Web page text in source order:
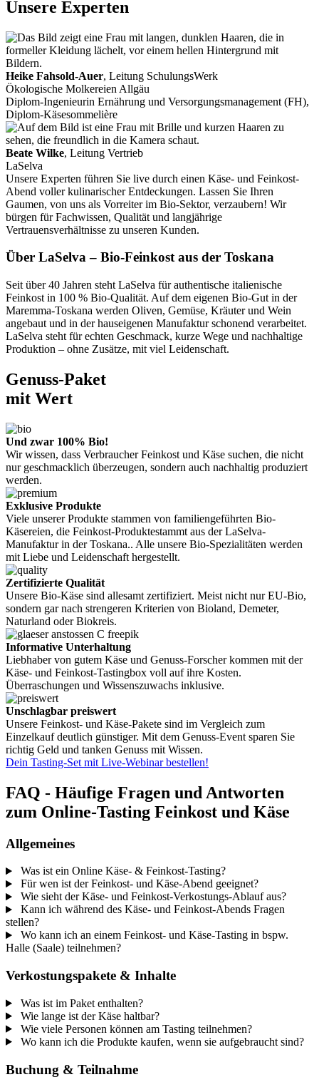
Unsere Experten
Heike Fahsold-Auer, Leitung SchulungsWerk
Ökologische Molkereien Allgäu
Diplom-Ingenieurin Ernährung und Versorgungsmanagement (FH),
Diplom-Käsesommelière
Beate Wilke, Leitung Vertrieb
LaSelva
Unsere Experten führen Sie live durch einen Käse- und Feinkost-
Abend voller kulinarischer Entdeckungen. Lassen Sie Ihren
Gaumen, von uns als Vorreiter im Bio-Sektor, verzaubern! Wir
bürgen für Fachwissen, Qualität und langjährige
Vertrauensverhältnisse zu unseren Kunden.
Über LaSelva – Bio-Feinkost aus der Toskana
Seit über 40 Jahren steht LaSelva für authentische italienische
Feinkost in 100 % Bio-Qualität. Auf dem eigenen Bio-Gut in der
Maremma-Toskana werden Oliven, Gemüse, Kräuter und Wein
angebaut und in der hauseigenen Manufaktur schonend verarbeitet.
LaSelva steht für echten Geschmack, kurze Wege und nachhaltige
Produktion – ohne Zusätze, mit viel Leidenschaft.
Genuss-Paket
mit Wert
Und zwar 100% Bio!
Wir wissen, dass Verbraucher Feinkost und Käse suchen, die nicht
nur geschmacklich überzeugen, sondern auch nachhaltig produziert
werden.
Exklusive Produkte
Viele unserer Produkte stammen von familiengeführten Bio-
Käsereien, die Feinkost-Produktestammt aus der LaSelva-
Manufaktur in der Toskana.. Alle unsere Bio-Spezialitäten werden
mit Liebe und Leidenschaft hergestellt.
Zertifizierte Qualität
Unsere Bio-Käse sind allesamt zertifiziert. Meist nicht nur EU-Bio,
sondern gar nach strengeren Kriterien von Bioland, Demeter,
Naturland oder Biokreis.
Informative Unterhaltung
Liebhaber von gutem Käse und Genuss-Forscher kommen mit der
Käse- und Feinkost-Tastingbox voll auf ihre Kosten.
Überraschungen und Wissenszuwachs inklusive.
Unschlagbar preiswert
Unsere Feinkost- und Käse-Pakete sind im Vergleich zum
Einzelkauf deutlich günstiger. Mit dem Genuss-Event sparen Sie
richtig Geld und tanken Genuss mit Wissen.
Dein Tasting-Set mit Live-Webinar bestellen!
FAQ - Häufige Fragen und Antworten
zum Online-Tasting Feinkost und Käse
Allgemeines
Was ist ein Online Käse- & Feinkost-Tasting?
Für wen ist der Feinkost- und Käse-Abend geeignet?
Wie sieht der Käse- und Feinkost-Verkostungs-Ablauf aus?
Kann ich während des Käse- und Feinkost-Abends Fragen
stellen?
Wo kann ich an einem Feinkost- und Käse-Tasting in bspw.
Halle (Saale) teilnehmen?
Verkostungspakete & Inhalte
Was ist im Paket enthalten?
Wie lange ist der Käse haltbar?
Wie viele Personen können am Tasting teilnehmen?
Wo kann ich die Produkte kaufen, wenn sie aufgebraucht sind?
Buchung & Teilnahme